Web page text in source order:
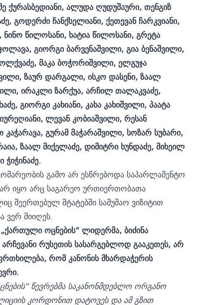
ქურასბედიანი, ალუდა ღუდუშაური, თენგიზ
გოდერძი ჩანქსელიანი, ქეთევან ჩარკვიანი,
ნინო წილოსანი, ხატია წილოსანი, გრეტა
გიორგი ბარვენაშვილი, გია ბენაშვილი,
მაკა ბოჭორიშვილი, ელგუჯა
ზაურ დარგალი, ისკო დასენი, ზაალ
ირაკლი ზარქუა, არჩილ თალაკვაძე,
გიორგი კახიანი, კახა კახიშვილი, პაატა
ლევან კობიაშვილი, რესან
გურამ მაჭარაშვილი, სოზარ სუბარი,
ზაალ მიქელაძე, დიმიტრი ხუნდაძე, მიხეილ
გამო არ ესწრებოდა საპარლამენტო
იყო არც საგარეო ურთიერთობათა
შეერთებულ შტატებში სამუშაო ვიზიტით
ვერ მიიღეს.
ოცნების“ ლიდერმა, ბიძინა
რუსეთის სასარგებლოდ გააკეთეს, არ
რომ კანონის მხარდაჭერის
წევრებმა საკანონმდებლო ორგანო
კორდონით დატოვეს და ამ გზით